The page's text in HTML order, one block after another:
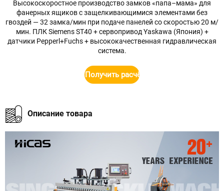
Высокоскоростное производство замков «папа–мама» для
фанерных ящиков с защелкивающимися элементами без
гвоздей — 32 замка/мин при подаче панелей со скоростью 20 м/
мин. ПЛК Siemens ST40 + сервопривод Yaskawa (Япония) +
датчики Pepperl+Fuchs + высококачественная гидравлическая
система.
Получить расчёт стоимости
Описание товара